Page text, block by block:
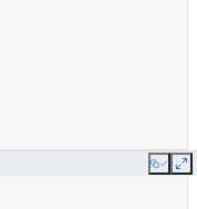
Copy